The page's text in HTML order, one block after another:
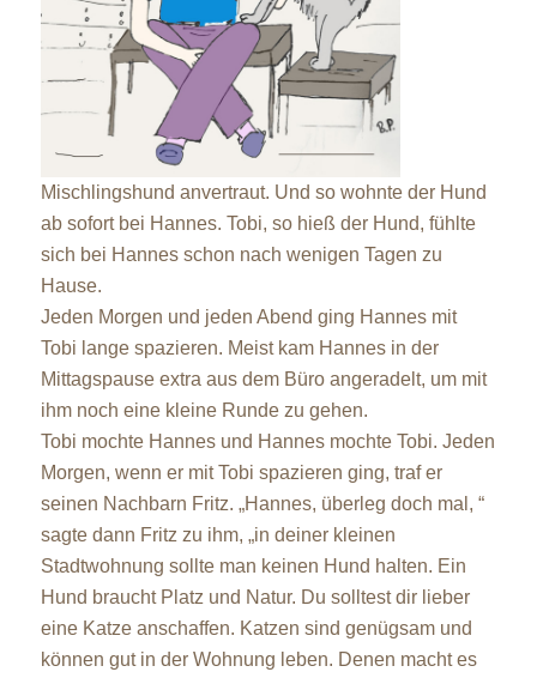
Mischlingshund anvertraut. Und so wohnte der Hund
ab sofort bei Hannes. Tobi, so hieß der Hund, fühlte
sich bei Hannes schon nach wenigen Tagen zu
Hause.
Jeden Morgen und jeden Abend ging Hannes mit
Tobi lange spazieren. Meist kam Hannes in der
Mittagspause extra aus dem Büro angeradelt, um mit
ihm noch eine kleine Runde zu gehen.
Tobi mochte Hannes und Hannes mochte Tobi. Jeden
Morgen, wenn er mit Tobi spazieren ging, traf er
seinen Nachbarn Fritz. „Hannes, überleg doch mal, “
sagte dann Fritz zu ihm, „in deiner kleinen
Stadtwohnung sollte man keinen Hund halten. Ein
Hund braucht Platz und Natur. Du solltest dir lieber
eine Katze anschaffen. Katzen sind genügsam und
können gut in der Wohnung leben. Denen macht es